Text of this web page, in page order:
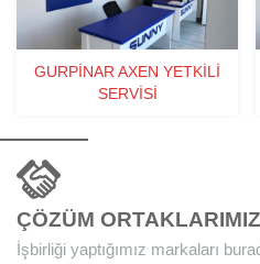
GURPINAR AXEN YETKILI
SERVISI
ÇÖZÜM ORTAKLARIMIZ
İşbirliği yaptığımız markaları